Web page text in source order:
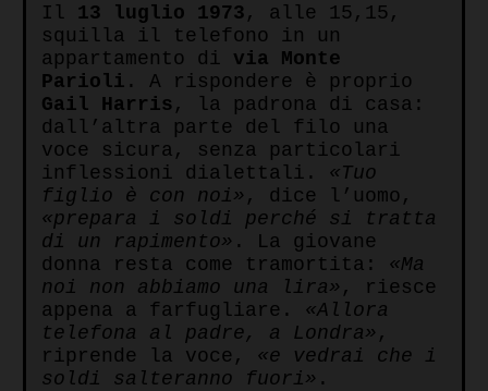
Il 13 luglio 1973 , alle 15,15,
squilla il telefono in un
appartamento di via Monte
Parioli . A rispondere è proprio
Gail Harris , la padrona di casa:
dall’altra parte del filo una
voce sicura, senza particolari
inflessioni dialettali. «Tuo
figlio è con noi» , dice l’uomo,
«prepara i soldi perché si tratta
di un rapimento» . La giovane
donna resta come tramortita: «Ma
noi non abbiamo una lira» , riesce
appena a farfugliare. «Allora
telefona al padre, a Londra» ,
riprende la voce, «e vedrai che i
soldi salteranno fuori» .